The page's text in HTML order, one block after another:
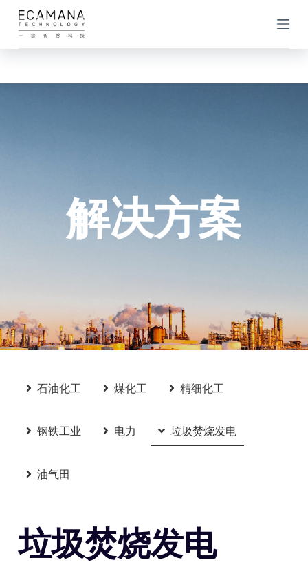
跳
过
内
解决方案
石油化工 煤化工 精细化工
钢铁工业 电力 垃圾焚烧发电
油气田
垃圾焚烧发电